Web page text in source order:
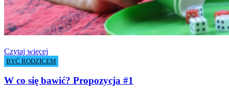
Czytaj więcej
BYĆ RODZICEM
W co się bawić? Propozycja #1